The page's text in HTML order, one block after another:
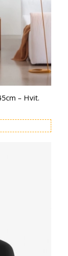
– Hvit.